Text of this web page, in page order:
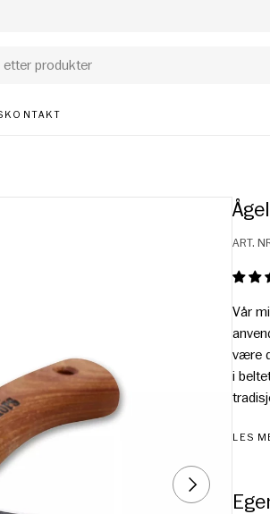
KONTAKT
NESTE
ART.
Vår
være
i
Ta
LES